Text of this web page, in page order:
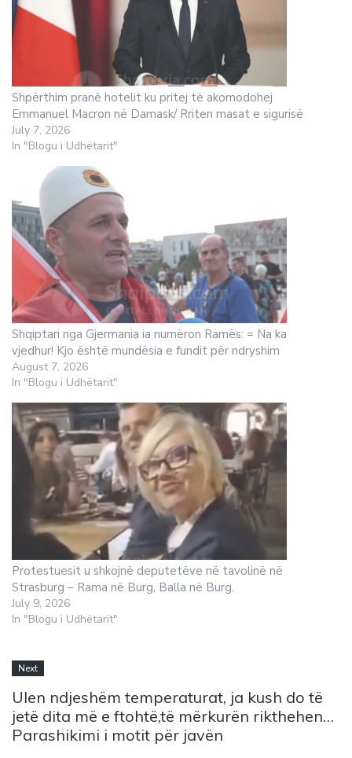
Shpërthim pranë hotelit ku pritej të akomodohej
Emmanuel Macron në Damask/ Rriten masat e sigurisë
July 7, 2026
In "Blogu i Udhëtarit"
Shqiptari nga Gjermania ia numëron Ramës: = Na ka
vjedhur! Kjo është mundësia e fundit për ndryshim
August 7, 2026
In "Blogu i Udhëtarit"
Protestuesit u shkojnë deputetëve në tavolinë në
Strasburg – Rama në Burg, Balla në Burg.
July 9, 2026
In "Blogu i Udhëtarit"
Next
Ulen ndjeshëm temperaturat, ja kush do të
jetë dita më e ftohtë,të mërkurën rikthehen…
Parashikimi i motit për javën